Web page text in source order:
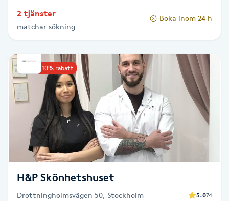
Fransborttagning
Fransfärgning
Fransförlängning
Fransförlängning Megavolym
Fransförlängning Volym
Fransrengöring
2 tjänster
matchar sökning
Boka inom 24 h
Upp till 10% rabatt
H&P Skönhetshuset
Drottningholmsvägen 50, Stockholm 5.074